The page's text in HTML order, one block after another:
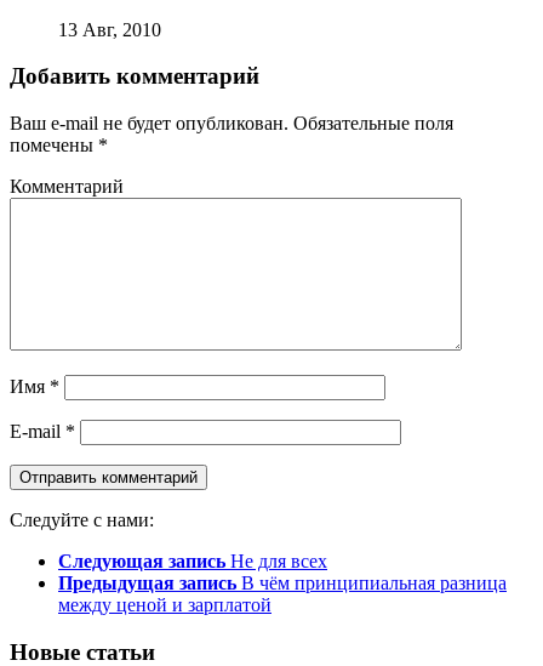
13 Авг, 2010
Добавить комментарий
Ваш e-mail не будет опубликован. Обязательные поля
помечены *
Комментарий
Имя *
E-mail *
Следуйте с нами:
Следующая запись Не для всех
Предыдущая запись В чём принципиальная разница
между ценой и зарплатой
Новые статьи